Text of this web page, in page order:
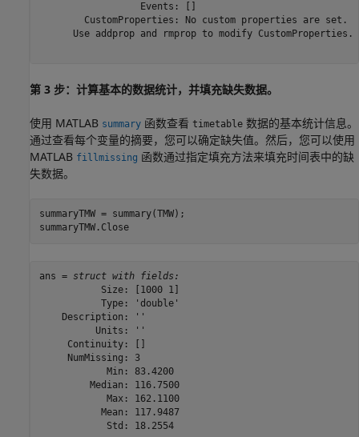
                  Events: []
        CustomProperties: No custom properties are set.
      Use addprop and rmprop to modify CustomProperties.
第 3 步：计算基本的数据统计，并填充缺失数据。
使用 MATLAB summary 函数查看 timetable 数据的基本统计信息。
通过查看每个变量的摘要，您可以确定缺失值。然后，您可以使用
MATLAB fillmissing 函数通过指定填充方法来填充时间表中的缺
失数据。
summaryTMW = summary(TMW);
summaryTMW.Close
ans = struct with fields:
           Size: [1000 1]
           Type: 'double'
    Description: ''
          Units: ''
     Continuity: []
     NumMissing: 3
            Min: 83.4200
         Median: 116.7500
            Max: 162.1100
           Mean: 117.9487
            Std: 18.2554